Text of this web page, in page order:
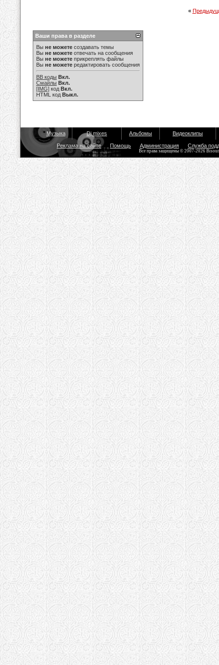
«
Ваши права в разделе
Вы не можете создавать темы
Вы не можете отвечать на сообщения
Вы не можете прикреплять файлы
Вы не можете редактировать сообщения
BB коды Вкл.
Смайлы Вкл.
[IMG] код Вкл.
HTML код Выкл.
Музыка Dj mixes Альбомы Видеоклипы
Реклама на сайте Помощь Администрация Служба
Все права защищены © 2007-2026